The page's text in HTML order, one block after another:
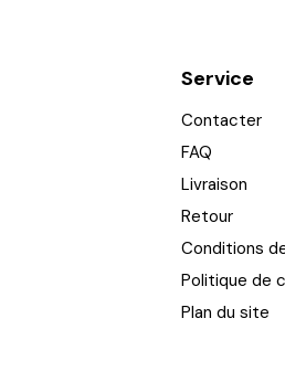
Service
Contacter
FAQ
Livraison
Retour
Conditions
Politique de
Plan du site